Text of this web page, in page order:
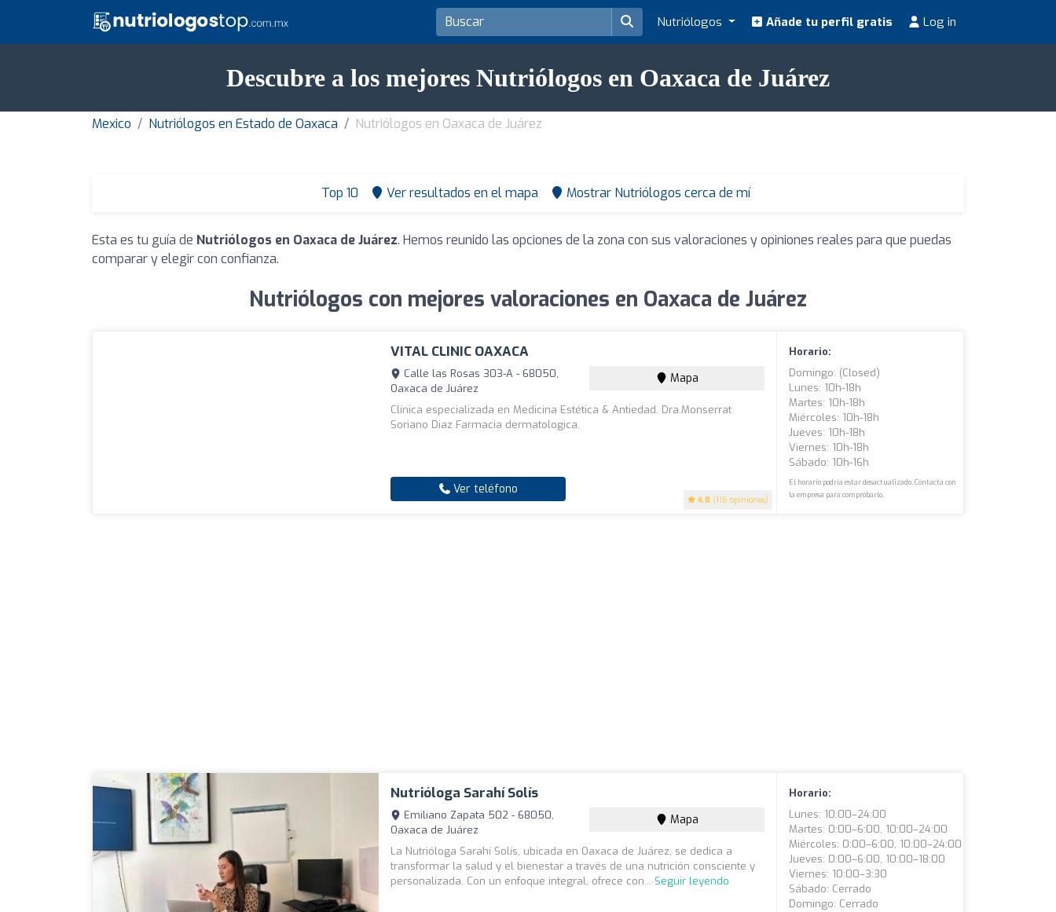
Nutriólogos Añade tu perfil gratis Log in
Descubre a los mejores Nutriólogos en Oaxaca de Juárez
Mexico Nutriólogos en Estado de Oaxaca Nutriólogos en Oaxaca de Juárez
Top 10 Ver resultados en el mapa Mostrar Nutriólogos cerca de mí
Esta es tu guía de Nutriólogos en Oaxaca de Juárez. Hemos reunido las opciones de la zona con sus valoraciones y opiniones reales para que puedas
comparar y elegir con confianza.
Nutriólogos con mejores valoraciones en Oaxaca de Juárez
VITAL CLINIC OAXACA
4.8 (116 opiniones)
Calle las Rosas 303-A - 68050,
Oaxaca de Juárez
Mapa
Clínica especializada en Medicina Estética & Antiedad. Dra.Monserrat
Soriano Diaz Farmacia dermatologica.
Ver teléfono
Horario:
Domingo: (closed)
Lunes: 10h-18h
Martes: 10h-18h
Miércoles: 10h-18h
Jueves: 10h-18h
Viernes: 10h-18h
Sábado: 10h-16h
El horario podría estar desactualizado. Contacta con
la empresa para comprobarlo.
Nutrióloga Sarahí Solís
Emiliano Zapata 502 - 68050,
Oaxaca de Juárez
Mapa
La Nutrióloga Sarahí Solís, ubicada en Oaxaca de Juárez, se dedica a
transformar la salud y el bienestar a través de una nutrición consciente y
personalizada. Con un enfoque integral, ofrece con... Seguir leyendo
Horario:
Lunes: 10:00–24:00
Martes: 0:00–6:00, 10:00–24:00
Miércoles: 0:00–6:00, 10:00–24:00
Jueves: 0:00–6:00, 10:00–18:00
Viernes: 10:00–3:30
Sábado: Cerrado
Domingo: Cerrado